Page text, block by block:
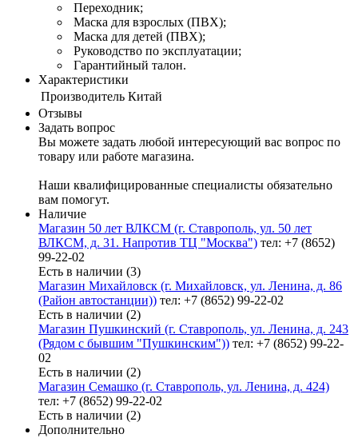
Переходник;
Маска для взрослых (ПВХ);
Маска для детей (ПВХ);
Руководство по эксплуатации;
Гарантийный талон.
Характеристики
Производитель Китай
Отзывы
Задать вопрос
Вы можете задать любой интересующий вас вопрос по
товару или работе магазина.
Наши квалифицированные специалисты обязательно
вам помогут.
Наличие
Магазин 50 лет ВЛКСМ (г. Ставрополь, ул. 50 лет
ВЛКСМ, д. 31. Напротив ТЦ "Москва") тел: +7 (8652)
99-22-02
Есть в наличии (3)
Магазин Михайловск (г. Михайловск, ул. Ленина, д. 86
(Район автостанции)) тел: +7 (8652) 99-22-02
Есть в наличии (2)
Магазин Пушкинский (г. Ставрополь, ул. Ленина, д. 243
(Рядом с бывшим "Пушкинским")) тел: +7 (8652) 99-22-
02
Есть в наличии (2)
Магазин Семашко (г. Ставрополь, ул. Ленина, д. 424)
тел: +7 (8652) 99-22-02
Есть в наличии (2)
Дополнительно